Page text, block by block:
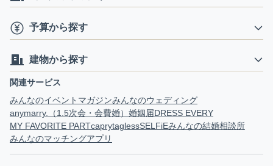
予算から探す
建物から探す
関連サービス
みんなのイベントマガジンみんなのウェディング
anymarry.（1.5次会・会費婚） 婚姻届DRESS EVERY
MY FAVORITE PARTcaprytaglessSELFiEみんなの結婚相談所
みんなのマッチングアプリ